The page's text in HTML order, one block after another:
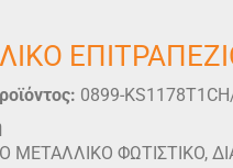
0899-
ΜΕΤΑΛΛΙΚΟ